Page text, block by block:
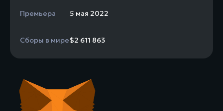
Премьера 5 мая 2022
Сборы в мире$2 611 863